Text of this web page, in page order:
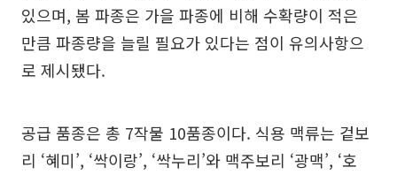
있으며, 봄 파종은 가을 파종에 비해 수확량이 적은
만큼 파종량을 늘릴 필요가 있다는 점이 유의사항으
로 제시됐다.
공급 품종은 총 7작물 10품종이다. 식용 맥류는 겉보
리 ‘혜미’, ‘싹이랑’, ‘싹누리’와 맥주보리 ‘광맥’, ‘호